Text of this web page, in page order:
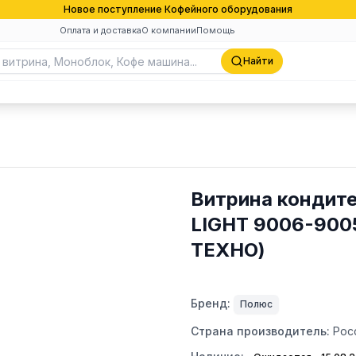
Новое поступление Кофейного оборудования
Оплата и доставкаО компанииПомощь
Найти
Витрина
LIGHT 9006-
ТЕХНО)
Бренд: Полюс
Страна производитель: